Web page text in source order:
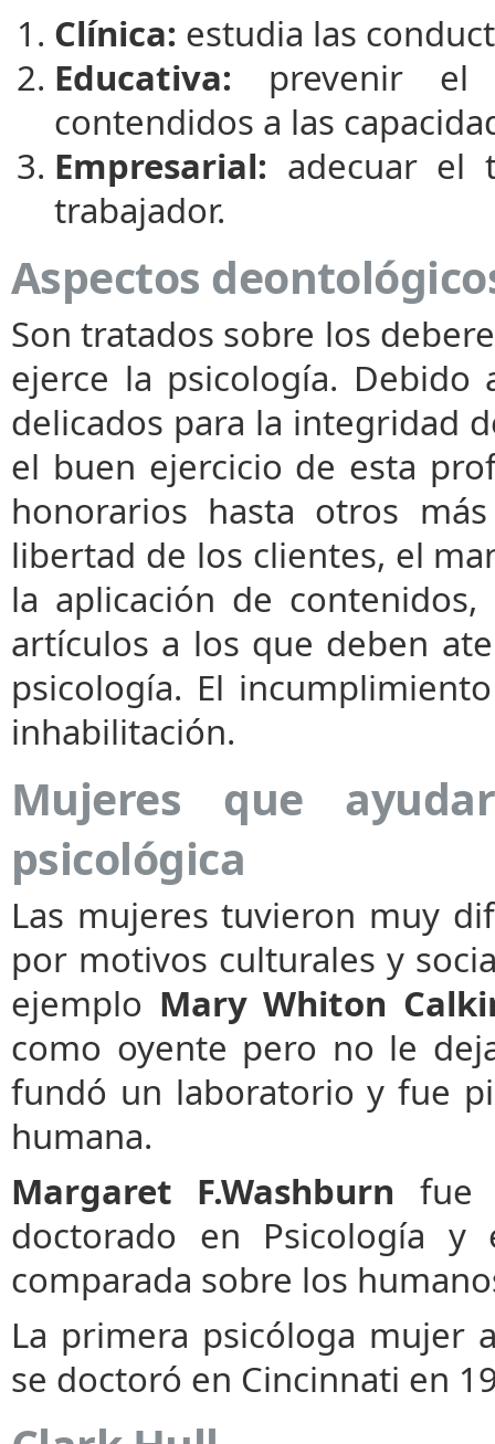
Clínica: estudia las
Educativa: prevenir el
contendidos a las
Empresarial: adecuar el
trabajador.
Aspectos
Son tratados sobre los
ejerce la psicología.
delicados para la integridad
el buen ejercicio de esta
honorarios hasta otros
libertad de los clientes, el
la aplicación de
artículos a los que deben
psicología. El
inhabilitación.
Mujeres que
psicológica
Las mujeres tuvieron muy
por motivos culturales y
ejemplo Mary Whiton
como oyente pero no le
fundó un laboratorio y fue
humana.
Margaret F.Washburn fue
doctorado en Psicología
comparada sobre los
La primera psicóloga mujer
se doctoró en Cincinnati en